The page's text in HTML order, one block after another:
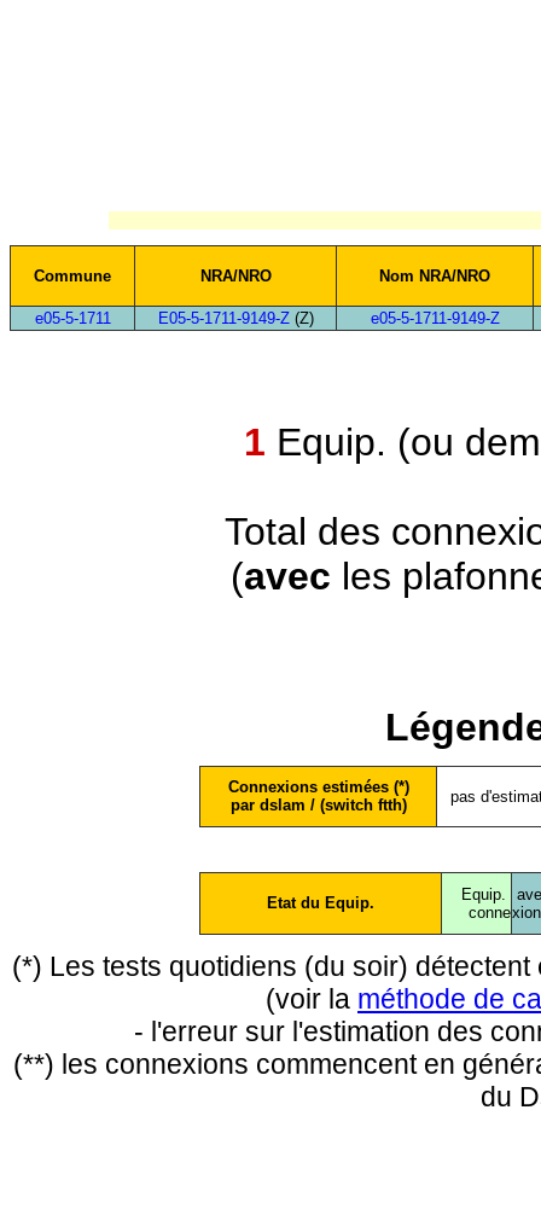
Commune NRA/NRO Nom NRA/NRO
e05-5-1711 E05-5-1711-9149-Z(Z) e05-5-1711-9149-Z
1 Equip. (ou
Total des
(avec les
Connexions estimées (*)
par dslam / (switch ftth)
pas
Etat du Equip.
Equip.
conne
(*) Les tests quotidiens (du soir)
(voir la méthode de
- l'erreur sur l'estimation des
(**) les connexions commencent en
du